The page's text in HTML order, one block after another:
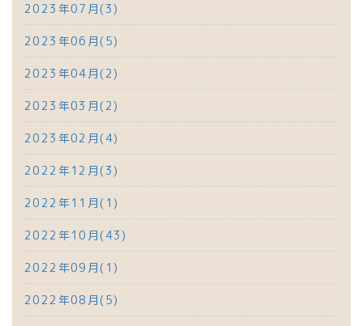
2023年07月(3)
2023年06月(5)
2023年04月(2)
2023年03月(2)
2023年02月(4)
2022年12月(3)
2022年11月(1)
2022年10月(43)
2022年09月(1)
2022年08月(5)